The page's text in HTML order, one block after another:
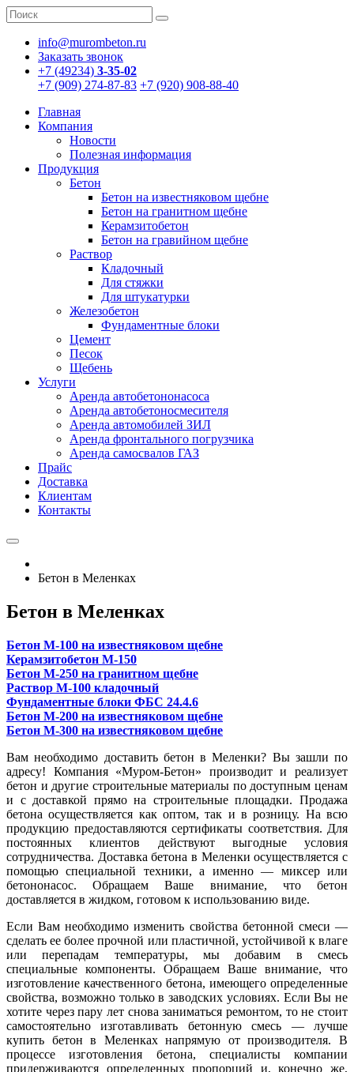
info@murombeton.ru
Заказать звонок
+7 (49234) 3-35-02
+7 (909) 274-87-83 +7 (920) 908-88-40
Главная
Компания
Новости
Полезная информация
Продукция
Бетон
Бетон на известняковом щебне
Бетон на гранитном щебне
Керамзитобетон
Бетон на гравийном щебне
Раствор
Кладочный
Для стяжки
Для штукатурки
Железобетон
Фундаментные блоки
Цемент
Песок
Щебень
Услуги
Аренда автобетононасоса
Аренда автобетоносмесителя
Аренда автомобилей ЗИЛ
Аренда фронтального погрузчика
Аренда самосвалов ГАЗ
Прайс
Доставка
Клиентам
Контакты
Бетон в Меленках
Бетон в Меленках
Бетон М-100 на известняковом щебне
Керамзитобетон М-150
Бетон М-250 на гранитном щебне
Раствор М-100 кладочный
Фундаментные блоки ФБС 24.4.6
Бетон М-200 на известняковом щебне
Бетон М-300 на известняковом щебне
Вам необходимо доставить бетон в Меленки? Вы зашли по
адресу! Компания «Муром-Бетон» производит и реализует
бетон и другие строительные материалы по доступным ценам
и с доставкой прямо на строительные площадки. Продажа
бетона осуществляется как оптом, так и в розницу. На всю
продукцию предоставляются сертификаты соответствия. Для
постоянных клиентов действуют выгодные условия
сотрудничества. Доставка бетона в Меленки осуществляется с
помощью специальной техники, а именно — миксер или
бетононасос. Обращаем Ваше внимание, что бетон
доставляется в жидком, готовом к использованию виде.
Если Вам необходимо изменить свойства бетонной смеси —
сделать ее более прочной или пластичной, устойчивой к влаге
или перепадам температуры, мы добавим в смесь
специальные компоненты. Обращаем Ваше внимание, что
изготовление качественного бетона, имеющего определенные
свойства, возможно только в заводских условиях. Если Вы не
хотите через пару лет снова заниматься ремонтом, то не стоит
самостоятельно изготавливать бетонную смесь — лучше
купить бетон в Меленках напрямую от производителя. В
процессе изготовления бетона, специалисты компании
придерживаются определенных пропорций и, конечно же,